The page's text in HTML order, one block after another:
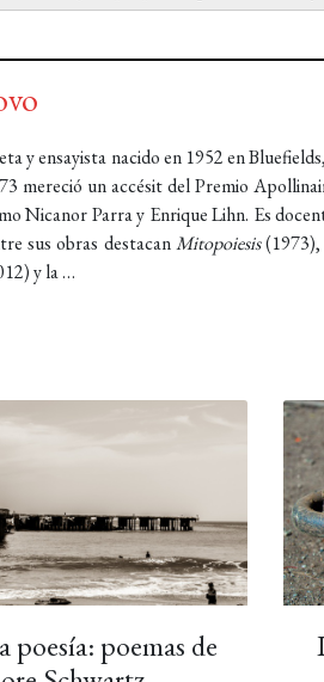
y ensayista nacido en 1952 en
mereció un accésit del Premio
Nicanor Parra y Enrique Lihn. Es
sus obras destacanMitopoiesis(1973),
y la …
poesía: poemas de